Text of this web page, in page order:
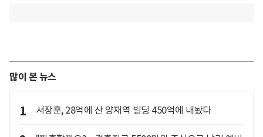
많이 본 뉴스
1 서장훈, 28억에 산 양재역 빌딩 450억에 내놨다